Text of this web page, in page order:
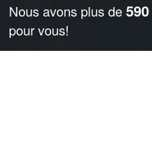
Nous avons plus de590
pour vous!